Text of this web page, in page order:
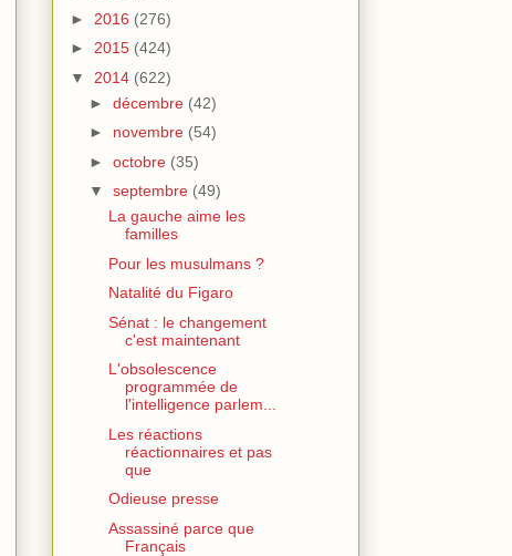
► 2016 (276)
► 2015 (424)
▼ 2014 (622)
► décembre (42)
► novembre (54)
► octobre (35)
▼ septembre (49)
La gauche aime les
familles
Pour les musulmans ?
Natalité du Figaro
Sénat : le changement
c'est maintenant
L'obsolescence
programmée de
l'intelligence parlem...
Les réactions
réactionnaires et pas
que
Odieuse presse
Assassiné parce que
Français